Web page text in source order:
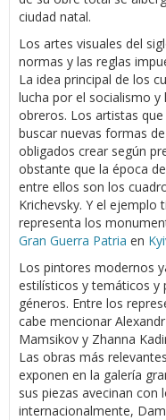
ciudad natal.
Los artes visuales del
normas y las reglas
La idea principal de los
lucha por el socialismo
obreros. Los artistas
buscar nuevas formas
obligados crear según
obstante que la época
entre ellos son los
Krichevsky. Y el ejemplo
representa los
Gran Guerra Patria en
Los pintores modernos
estilísticos y temáticos y
géneros. Entre los
cabe mencionar
Mamsikov y Zhanna
Las obras más
exponen en la galería
sus piezas avecinan
internacionalmente,